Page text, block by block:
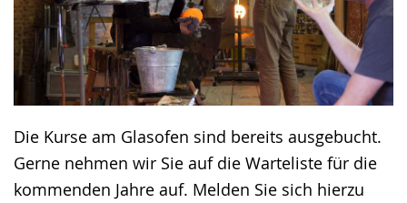
Die Kurse am Glasofen sind bereits ausgebucht.
Gerne nehmen wir Sie auf die Warteliste für die
kommenden Jahre auf. Melden Sie sich hierzu